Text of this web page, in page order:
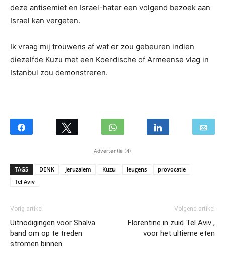
deze antisemiet en Israel-hater een volgend bezoek aan
Israel kan vergeten.
Ik vraag mij trouwens af wat er zou gebeuren indien
diezelfde Kuzu met een Koerdische of Armeense vlag in
Istanbul zou demonstreren.
Advertentie (4)
TAGS DENK Jeruzalem Kuzu leugens
provocatie
Tel Aviv
Vorig artikel
Uitnodigingen voor Shalva
band om op te treden
stromen binnen
Volgend artikel
Florentine in zuid Tel Aviv ,
voor het ultieme eten